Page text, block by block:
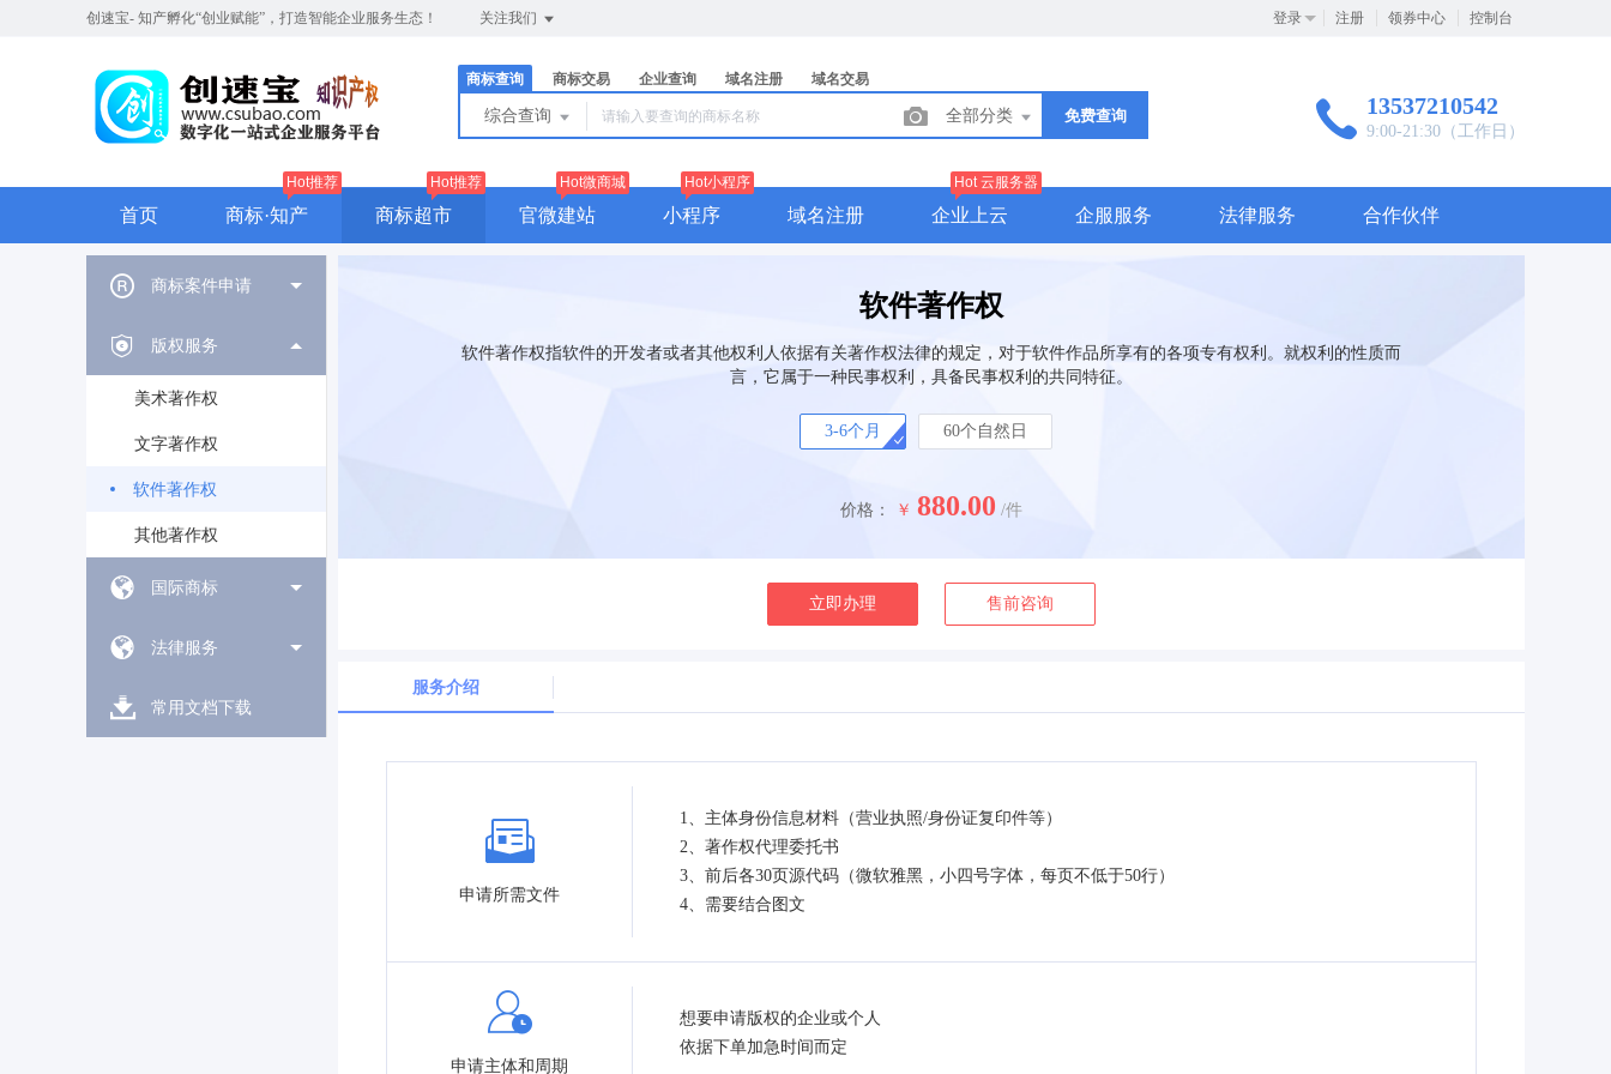
创速宝- 知产孵化“创业赋能”，打造智能企业服务生态！ 关注我们 登录 注册 领券中心 控制台
商标查询 商标交易 企业查询 域名注册 域名交易
综合查询 全部分类 免费查询 13537210542
9:00-21:30（工作日）
首页 商标·知产
Hot推荐
商标超市
Hot推荐
官微建站
Hot微商城
小程序
Hot小程序
域名注册 企业上云
Hot 云服务器
企服服务 法律服务 合作伙伴
商标案件申请
版权服务
美术著作权
文字著作权
软件著作权
其他著作权
国际商标
法律服务
常用文档下载
软件著作权
软件著作权指软件的开发者或者其他权利人依据有关著作权法律的规定，对于软件作品所享有的各项专有权利。就权利的性质而
言，它属于一种民事权利，具备民事权利的共同特征。
3-6个月 60个自然日
价格： ￥ 880.00 /件
立即办理 售前咨询
服务介绍
申请所需文件
1、主体身份信息材料（营业执照/身份证复印件等）
2、著作权代理委托书
3、前后各30页源代码（微软雅黑，小四号字体，每页不低于50行）
4、需要结合图文
申请主体和周期
想要申请版权的企业或个人
依据下单加急时间而定